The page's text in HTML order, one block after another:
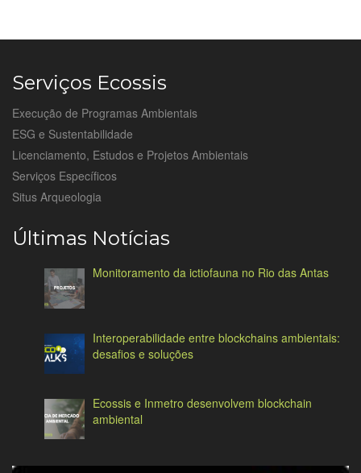
Serviços Ecossis
Execução de Programas Ambientais
ESG e Sustentabilidade
Licenciamento, Estudos e Projetos Ambientais
Serviços Específicos
Situs Arqueologia
Últimas Notícias
Monitoramento da ictiofauna no Rio das Antas
Interoperabilidade entre blockchains ambientais:
desafios e soluções
Ecossis e Inmetro desenvolvem blockchain
ambiental